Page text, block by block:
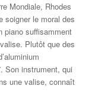
Mondiale, Rhodes
soigner le moral des
piano suffisamment
Plutôt que des
Son instrument, qui
une valise, connaît